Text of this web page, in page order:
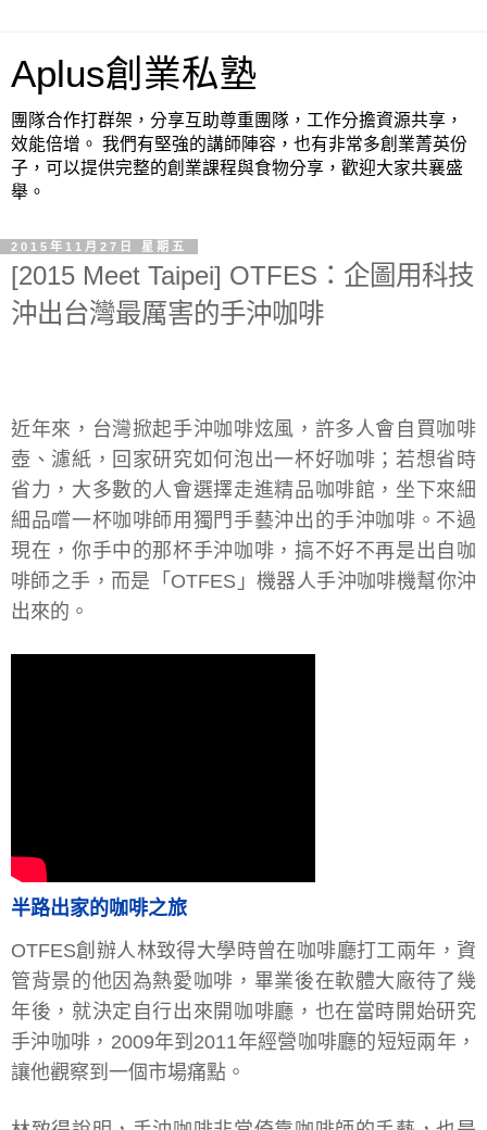
Aplus創業私塾
團隊合作打群架，分享互助尊重團隊，工作分擔資源共享，
效能倍增。 我們有堅強的講師陣容，也有非常多創業菁英份
子，可以提供完整的創業課程與食物分享，歡迎大家共襄盛
舉。
2015年11月27日 星期五
[2015 Meet Taipei] OTFES：企圖用科技
沖出台灣最厲害的手沖咖啡
近年來，台灣掀起手沖咖啡炫風，許多人會自買咖啡
壺、濾紙，回家研究如何泡出一杯好咖啡；若想省時
省力，大多數的人會選擇走進精品咖啡館，坐下來細
細品嚐一杯咖啡師用獨門手藝沖出的手沖咖啡。不過
現在，你手中的那杯手沖咖啡，搞不好不再是出自咖
啡師之手，而是「OTFES」機器人手沖咖啡機幫你沖
出來的。
半路出家的咖啡之旅
OTFES創辦人林致得大學時曾在咖啡廳打工兩年，資
管背景的他因為熱愛咖啡，畢業後在軟體大廠待了幾
年後，就決定自行出來開咖啡廳，也在當時開始研究
手沖咖啡，2009年到2011年經營咖啡廳的短短兩年，
讓他觀察到一個市場痛點。